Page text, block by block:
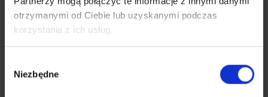
otrzymanymi od Ciebie lub uzyskanymi podczas
korzystania z ich usług.
zgody
Niezbędne
Nasza oferta została przygotowana z myślą o
klubach, szkołach i trenerach. Każda bramka
treningowa sprawdza się podczas ćwiczeń
technicznych i zajęć nastawionych na precyzję
boiskowych i wspiera różne formy pracy z